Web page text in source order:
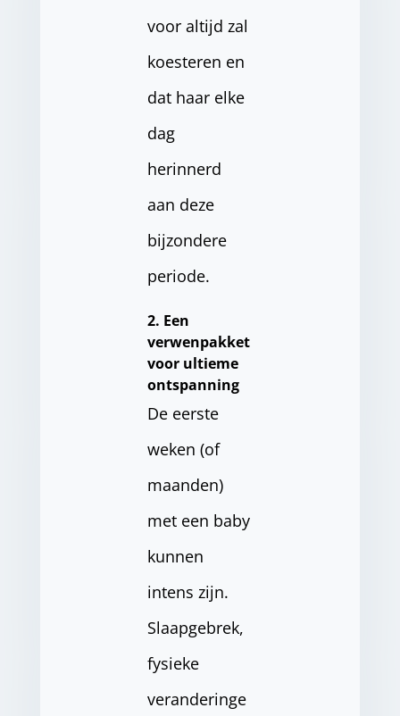
voor altijd zal
koesteren en
dat haar elke
dag
herinnerd
aan deze
bijzondere
periode.
2. Een
verwenpakket
voor ultieme
ontspanning
De eerste
weken (of
maanden)
met een baby
kunnen
intens zijn.
Slaapgebrek,
fysieke
veranderinge